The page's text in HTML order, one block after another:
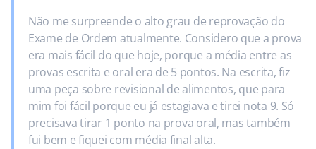
Não me surpreende o alto grau de reprovação do
Exame de Ordem atualmente. Considero que a prova
era mais fácil do que hoje, porque a média entre as
provas escrita e oral era de 5 pontos. Na escrita, fiz
uma peça sobre revisional de alimentos, que para
mim foi fácil porque eu já estagiava e tirei nota 9. Só
precisava tirar 1 ponto na prova oral, mas também
fui bem e fiquei com média final alta.